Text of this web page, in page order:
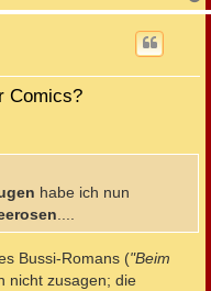
a
Comics?
habe ich nun
Bussi-Romans ("Beim
nicht zusagen; die